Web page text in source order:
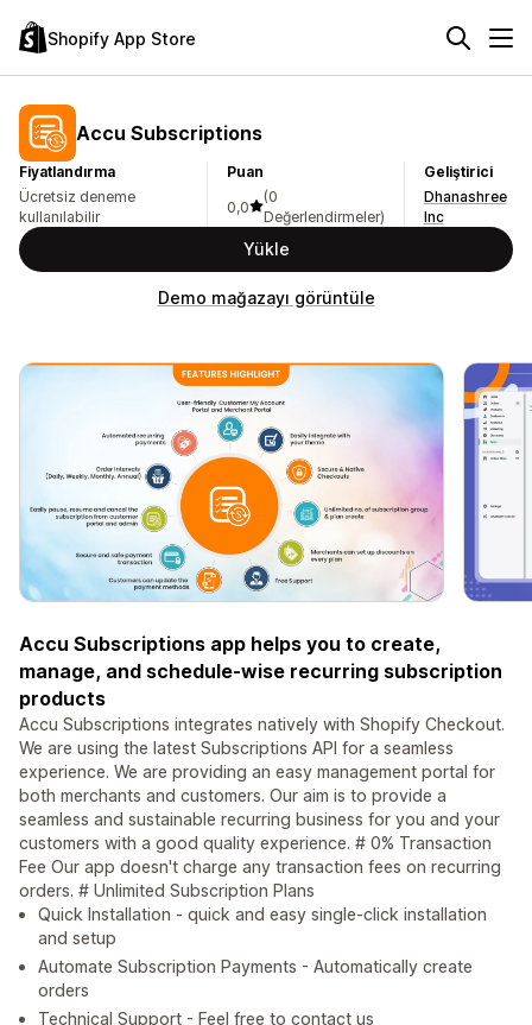
Shopify App Store
Accu Subscriptions
Fiyatlandırma
Ücretsiz deneme
kullanılabilir
Puan
0,0
(0
Değerlendirmeler)
Geliştirici
Dhanashree
Inc
Yükle
Demo mağazayı görüntüle
Accu Subscriptions app helps you to create,
manage, and schedule-wise recurring subscription
products
Accu Subscriptions integrates natively with Shopify Checkout.
We are using the latest Subscriptions API for a seamless
experience. We are providing an easy management portal for
both merchants and customers. Our aim is to provide a
seamless and sustainable recurring business for you and your
customers with a good quality experience. # 0% Transaction
Fee Our app doesn't charge any transaction fees on recurring
orders. # Unlimited Subscription Plans
Quick Installation - quick and easy single-click installation
and setup
Automate Subscription Payments - Automatically create
orders
Technical Support - Feel free to contact us